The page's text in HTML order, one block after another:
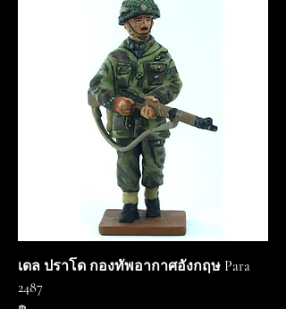
เดล ปราโด กองทัพอากาศอังกฤษ Para
2487